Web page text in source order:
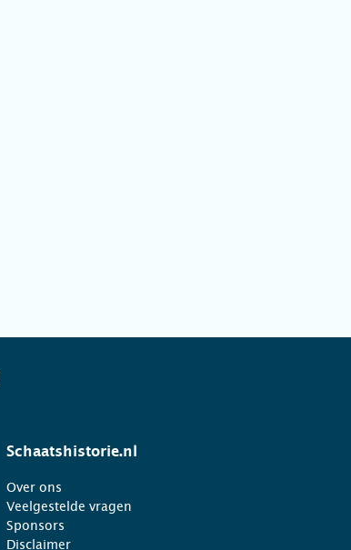
Schaatshistorie.nl
Over ons
Veelgestelde vragen
Sponsors
Disclaimer